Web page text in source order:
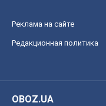
Реклама на сайте
Редакционная политика
OBOZ.UA